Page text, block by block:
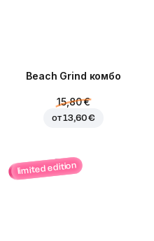
Beach Grind комбо
15,80 €
от13,60 €
limited edition